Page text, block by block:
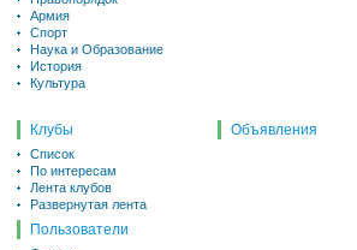
Армия
Спорт
Наука и Образование
История
Культура
Клубы
Список
По интересам
Лента клубов
Развернутая лента
Пользователи
Объявления